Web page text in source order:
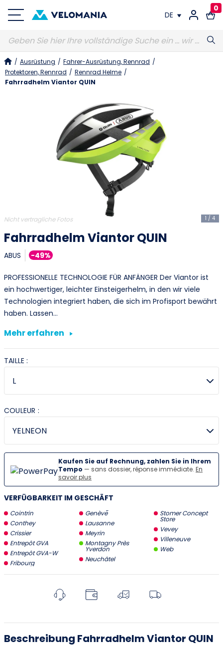
DE
FR
0
/ Ausrüstung / Fahrer-Ausrüstung, Rennrad /
Protektoren, Rennrad / Rennrad Helme /
Fahrradhelm Viantor QUIN
1 / 4
Nicht vertragliche Fotos
Fahrradhelm Viantor QUIN
ABUS -49%
PROFESSIONELLE TECHNOLOGIE FÜR ANFÄNGER Der Viantor ist
ein hochwertiger, leichter Einsteigerhelm, in den wir viele
Technologien integriert haben, die sich im Profisport bewährt
haben. Lassen…
Mehr erfahren
TAILLE :
COULEUR :
Kaufen Sie auf Rechnung, zahlen Sie in Ihrem
Tempo — sans dossier, réponse immédiate. En
savoir plus
VERFÜGBARKEIT IM GESCHÄFT
Cointrin
Conthey
Crissier
Entrepôt GVA
Entrepôt GVA-W
Fribourg
Genève
Lausanne
Meyrin
Montagny Près
Yverdon
Neuchâtel
Stomer Concept
Store
Vevey
Villeneuve
Web
Beschreibung Fahrradhelm Viantor QUIN